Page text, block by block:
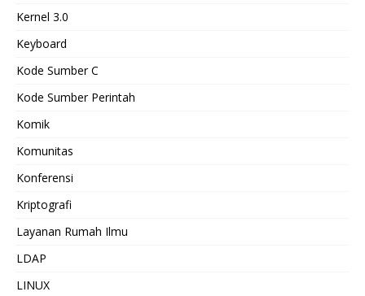
Kernel 3.0
Keyboard
Kode Sumber C
Kode Sumber Perintah
Komik
Komunitas
Konferensi
Kriptografi
Layanan Rumah Ilmu
LDAP
LINUX